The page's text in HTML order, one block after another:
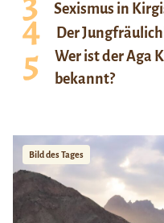
Sexismus in
Der
Wer ist der Aga
bekannt?
Bild des Tages